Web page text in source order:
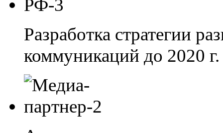
Разработка стратегии
коммуникаций до 2020 г.